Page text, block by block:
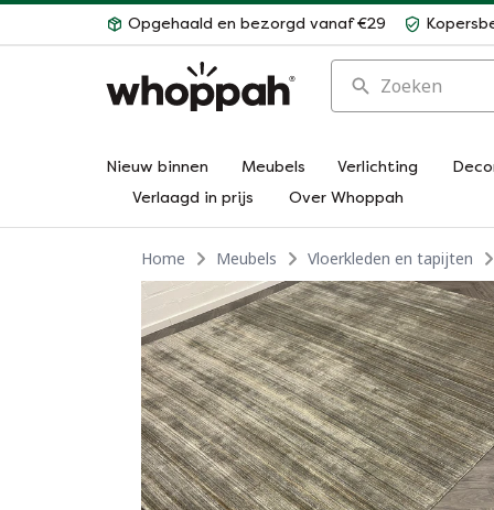
Opgehaald en bezorgd vanaf €29
Zoeken
Nieuw binnen Meubels Verlichting
Verlaagd in prijs
Over Whoppah
Home Meubels Vloerkleden en tapijten